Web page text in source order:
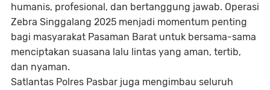
humanis, profesional, dan bertanggung jawab. Operasi
Zebra Singgalang 2025 menjadi momentum penting
bagi masyarakat Pasaman Barat untuk bersama-sama
menciptakan suasana lalu lintas yang aman, tertib,
dan nyaman.
Satlantas Polres Pasbar juga mengimbau seluruh